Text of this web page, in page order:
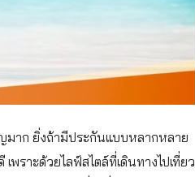
ญมาก ยิ่งถ้ามีประกันแบบหลากหลาย
พราะด้วยไลฟ์สไตล์ที่เดินทางไปเที่ยว